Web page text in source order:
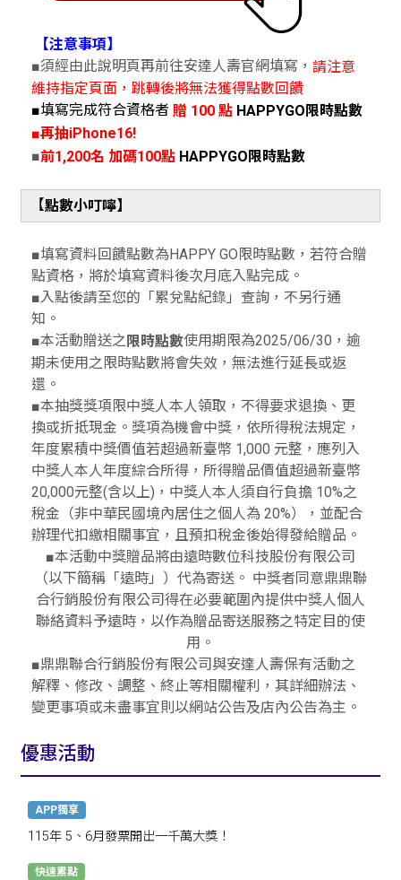
【注意事項】
■須經由此說明頁再前往安達人壽官網填寫，請注意
維持指定頁面，跳轉後將無法獲得點數回饋
■填寫完成符合資格者 贈 100 點 HAPPYGO限時點數
■再抽iPhone16!
■前1,200名 加碼100點 HAPPYGO限時點數
【點數小叮嚀】
■填寫資料回饋點數為HAPPY GO限時點數，若符合贈
點資格，將於填寫資料後次月底入點完成。
■入點後請至您的「累兌點紀錄」查詢，不另行通
知。
■本活動贈送之限時點數使用期限為2025/06/30，逾
期未使用之限時點數將會失效，無法進行延長或返
還。
■本抽獎獎項限中獎人本人領取，不得要求退換、更
換或折抵現金。獎項為機會中獎，依所得稅法規定，
年度累積中獎價值若超過新臺幣 1,000 元整，應列入
中獎人本人年度綜合所得，所得贈品價值超過新臺幣
20,000元整(含以上)，中獎人本人須自行負擔 10%之
稅金（非中華民國境內居住之個人為 20%），並配合
辦理代扣繳相關事宜，且預扣稅金後始得發給贈品。
■本活動中獎贈品將由遠時數位科技股份有限公司
（以下簡稱「遠時」）代為寄送。 中獎者同意鼎鼎聯
合行銷股份有限公司得在必要範圍內提供中獎人個人
聯絡資料予遠時，以作為贈品寄送服務之特定目的使
用。
■鼎鼎聯合行銷股份有限公司與安達人壽保有活動之
解釋、修改、調整、終止等相關權利，其詳細辦法、
變更事項或未盡事宜則以網站公告及店內公告為主。
優惠活動
APP獨享
115年 5、6月發票開出一千萬大獎！
快速累點